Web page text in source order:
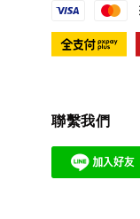
聯繫我們